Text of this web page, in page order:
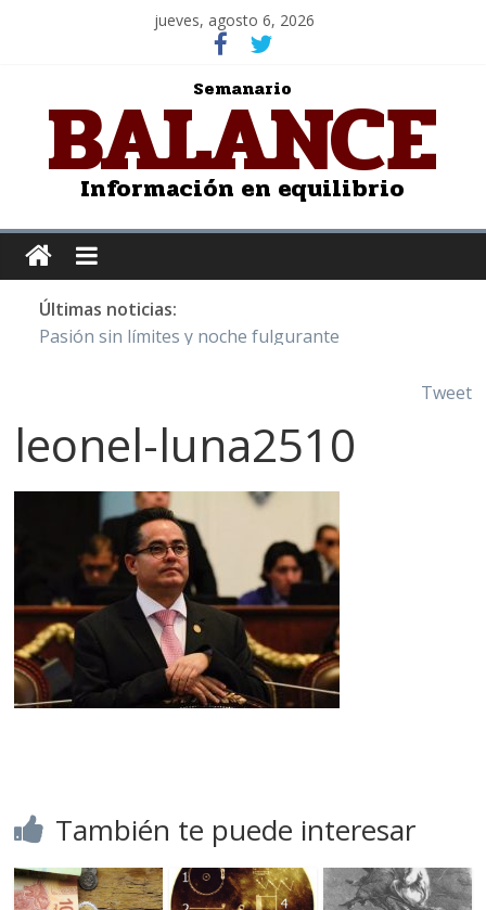
jueves, agosto 6, 2026
Semanario
BALANCE
Información en equilibrio
Últimas noticias:
Pasión sin límites y noche fulgurante
Juntos hasta el último minuto
Tweet
leonel-luna2510
También te puede interesar